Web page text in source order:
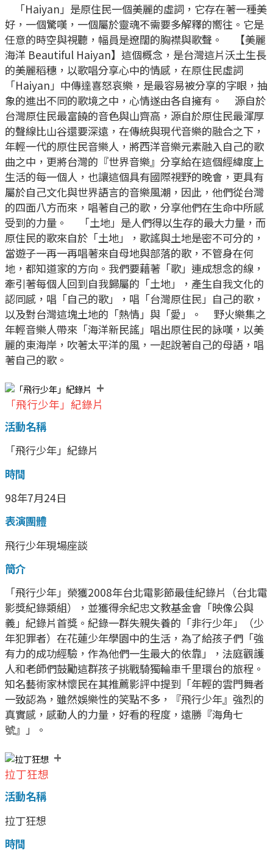
「Haiyan」是原住民一個美麗的虛詞，它存在著一種美
好，一個驚嘆，一個屬於靈魂不需要多解釋的嚮往。它是
任意的時空與視聽，幅員是遼闊的胸襟與歌聲。 【美麗
海洋 Beautiful Haiyan】這個概念，是台灣這片沃土生長
的美麗稻穗，以歌唱分享心中的情感，在原住民虛詞
「Haiyan」中傳達喜怒哀樂，是最容易被分享的字眼，抽
象的進出不同的歌境之中，心情遂由各自擁有。 源自於
台灣原住民最富饒的音色與山齊高，源自於原住民最渾厚
的聲線比山谷還要深遠，在傳統與現代音樂的融合之下，
年輕一代的原住民音樂人，將西洋音樂元素融入自己的歌
曲之中，更將台灣的『世界音樂』分享給在這個經緯度上
生活的每一個人，也讓這個具有國際視野的晚會，更具有
屬於自己文化與世界語言的音樂風潮，因此，他們從台灣
的四面八方而來，唱著自己的歌，分享他們在生命中所感
受到的力量。 「土地」是人們得以生存的最大力量，而
原住民的歌來自於「土地」，歌謠與土地是密不可分的，
當遊子一再一再唱著來自母地與部落的歌，不管身在何
地，都知道家的方向。我們要藉著「歌」連成想念的線，
牽引著每個人回到自我歸屬的「土地」，產生自我文化的
認同感，唱「自己的歌」，唱「台灣原住民」自己的歌，
以及對台灣這塊土地的「熱情」與「愛」。 野火樂集之
年輕音樂人帶來「海洋新民謠」唱出原住民的詠嘆，以美
麗的東海岸，吹著太平洋的風，一起說著自己的母語，唱
著自己的歌。
+
「飛行少年」紀錄片
活動名稱
「飛行少年」紀錄片
時間
98年7月24日
表演團體
飛行少年現場座談
簡介
「飛行少年」榮獲2008年台北電影節最佳紀錄片（台北電
影獎紀錄類組），並獲得余紀忠文教基金會「映像公與
義」紀錄片首獎。紀錄一群失親失養的「非行少年」（少
年犯罪者）在花蓮少年學園中的生活，為了給孩子們「強
有力的成功經驗，作為他們一生最大的依靠」，法庭觀護
人和老師們鼓勵這群孩子挑戰騎獨輪車千里環台的旅程。
知名藝術家林懷民在其推薦影評中提到「年輕的雲門舞者
一致認為，雖然娛樂性的笑點不多，『飛行少年』強烈的
真實感，感動人的力量，好看的程度，遠勝『海角七
號』」。
+
拉丁狂想
活動名稱
拉丁狂想
時間